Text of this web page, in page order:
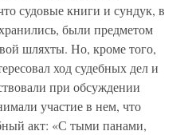
судовые книги и сундук, в
были предметом
шляхты. Но, кроме того,
ход судебных дел и
при обсуждении
участие в нем, что
акт: «С тыми панами,